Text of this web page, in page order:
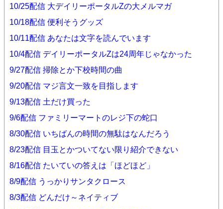
10/25配信 大デイリーポータルZの大メルマガ
10/18配信 便利そうグッズ
10/11配信 あなたは文字を読んでいます
10/4配信 デイリーポータルZは24周年じゃなかった
9/27配信 掃除とか下校時間の曲
9/20配信 マジ言文一致を目指します
9/13配信 土だけ買った
9/6配信 ファミリーマートのレジ下の蛇口
8/30配信 いちばんの時間の無駄はなんだろう
8/23配信 目玉とかついてない限り紹介できない
8/16配信 たいていの答えは「ほどほど」
8/9配信 うっかりサンタクロース
8/3配信 どんだけ～ネイティブ